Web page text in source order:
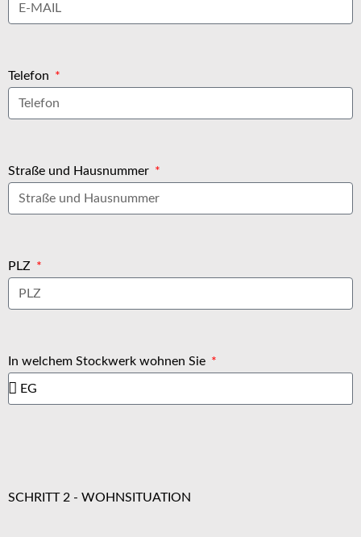
Telefon
Straße und Hausnummer
PLZ
In welchem Stockwerk wohnen Sie
SCHRITT 2 - WOHNSITUATION